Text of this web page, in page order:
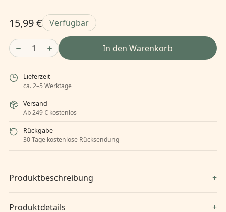
15,99 € Verfügbar
1 In den Warenkorb
Lieferzeit
ca. 2–5 Werktage
Versand
Ab 249 € kostenlos
Rückgabe
30 Tage kostenlose Rücksendung
Produktbeschreibung
Produktdetails